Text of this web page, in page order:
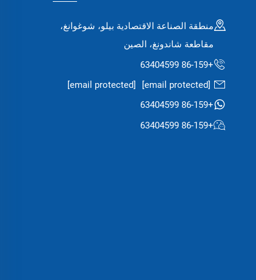
منطقة الصناعة الاقتصادية بيلو، شوغوانغ،
مقاطعة شاندونغ، الصين
+86-159 63404599
[email protected]
[email protected]
+86-159 63404599
+86-159 63404599